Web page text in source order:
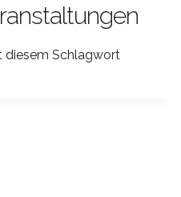
diesem Schlagwort